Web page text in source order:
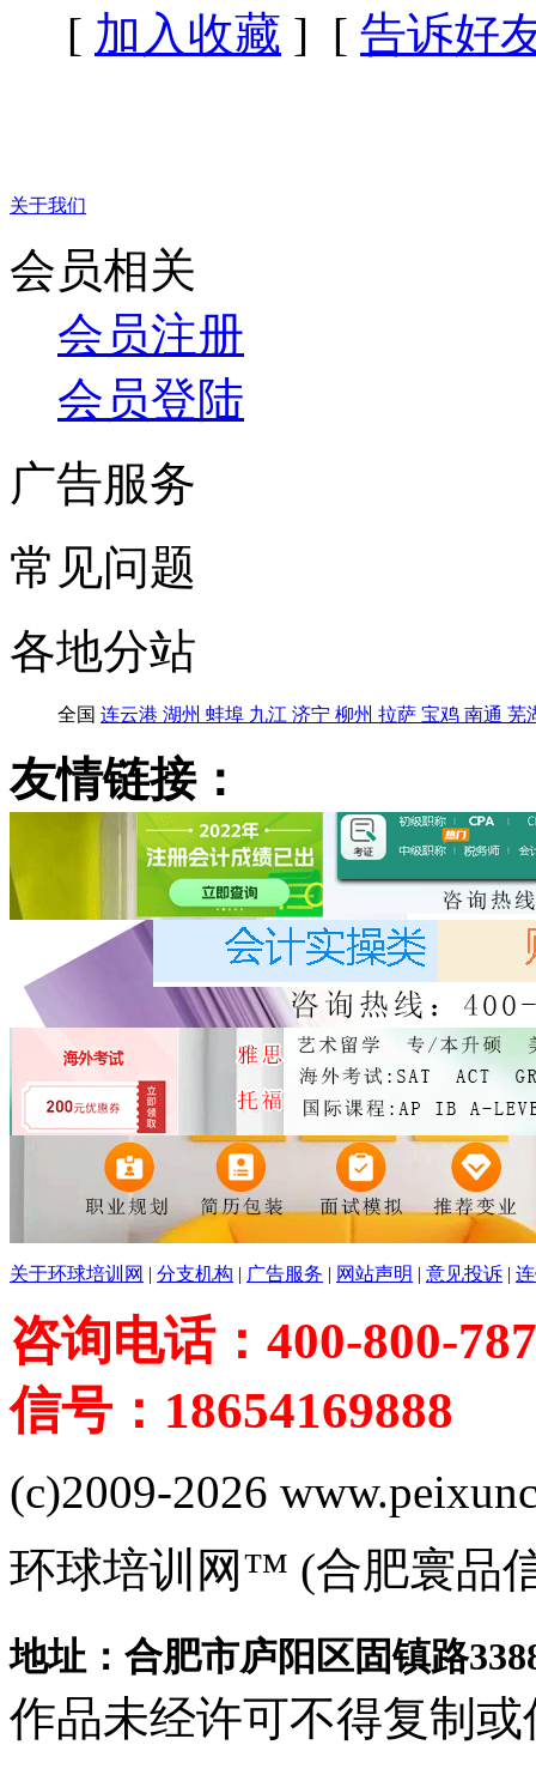
[ 加入收藏 ] [ 告诉好
关于我们
会员相关
会员注册
会员登陆
广告服务
常见问题
各地分站
全国 连云港 湖州 蚌埠 九江 济宁 柳州 拉萨 宝鸡 南通 芜
友情链接：
关于环球培训网 | 分支机构 | 广告服务 | 网站声明 | 意见投诉 |
咨询电话：400-800-
信号：18654169888
(c)2009-2026
环球培训网™ (合肥寰品
地址：合肥市庐阳区固镇路
作品未经许可不得复制或